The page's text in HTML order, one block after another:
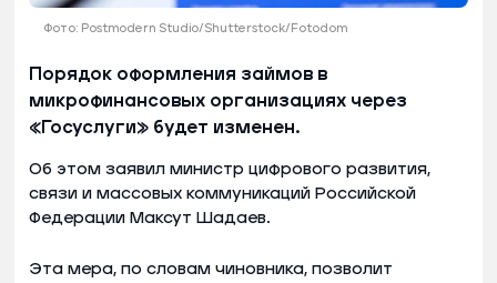
Фото: Postmodern Studio/Shutterstock/Fotodom
Порядок оформления займов в
микрофинансовых организациях через
«Госуслуги» будет изменен.
Об этом заявил министр цифрового развития,
связи и массовых коммуникаций Российской
Федерации Максут Шадаев.
Эта мера, по словам чиновника, позволит